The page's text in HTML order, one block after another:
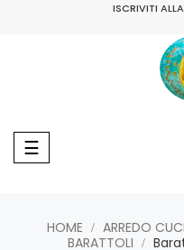
ISCRIVITI
navigazione
Toggle
☰
HOME ARREDO
BARATTOLI